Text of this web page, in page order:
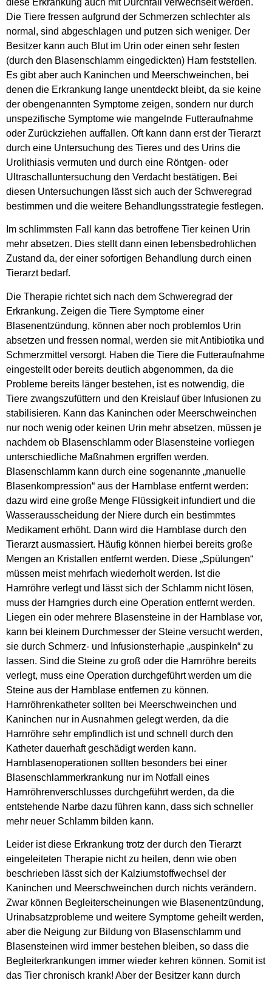
diese Erkrankung auch mit Durchfall verwechselt werden.
Die Tiere fressen aufgrund der Schmerzen schlechter als
normal, sind abgeschlagen und putzen sich weniger. Der
Besitzer kann auch Blut im Urin oder einen sehr festen
(durch den Blasenschlamm eingedickten) Harn feststellen.
Es gibt aber auch Kaninchen und Meerschweinchen, bei
denen die Erkrankung lange unentdeckt bleibt, da sie keine
der obengenannten Symptome zeigen, sondern nur durch
unspezifische Symptome wie mangelnde Futteraufnahme
oder Zurückziehen auffallen. Oft kann dann erst der Tierarzt
durch eine Untersuchung des Tieres und des Urins die
Urolithiasis vermuten und durch eine Röntgen- oder
Ultraschalluntersuchung den Verdacht bestätigen. Bei
diesen Untersuchungen lässt sich auch der Schweregrad
bestimmen und die weitere Behandlungsstrategie festlegen.
Im schlimmsten Fall kann das betroffene Tier keinen Urin
mehr absetzen. Dies stellt dann einen lebensbedrohlichen
Zustand da, der einer sofortigen Behandlung durch einen
Tierarzt bedarf.
Die Therapie richtet sich nach dem Schweregrad der
Erkrankung. Zeigen die Tiere Symptome einer
Blasenentzündung, können aber noch problemlos Urin
absetzen und fressen normal, werden sie mit Antibiotika und
Schmerzmittel versorgt. Haben die Tiere die Futteraufnahme
eingestellt oder bereits deutlich abgenommen, da die
Probleme bereits länger bestehen, ist es notwendig, die
Tiere zwangszufüttern und den Kreislauf über Infusionen zu
stabilisieren. Kann das Kaninchen oder Meerschweinchen
nur noch wenig oder keinen Urin mehr absetzen, müssen je
nachdem ob Blasenschlamm oder Blasensteine vorliegen
unterschiedliche Maßnahmen ergriffen werden.
Blasenschlamm kann durch eine sogenannte „manuelle
Blasenkompression“ aus der Harnblase entfernt werden:
dazu wird eine große Menge Flüssigkeit infundiert und die
Wasserausscheidung der Niere durch ein bestimmtes
Medikament erhöht. Dann wird die Harnblase durch den
Tierarzt ausmassiert. Häufig können hierbei bereits große
Mengen an Kristallen entfernt werden. Diese „Spülungen“
müssen meist mehrfach wiederholt werden. Ist die
Harnröhre verlegt und lässt sich der Schlamm nicht lösen,
muss der Harngries durch eine Operation entfernt werden.
Liegen ein oder mehrere Blasensteine in der Harnblase vor,
kann bei kleinem Durchmesser der Steine versucht werden,
sie durch Schmerz- und Infusionsterhapie „auspinkeln“ zu
lassen. Sind die Steine zu groß oder die Harnröhre bereits
verlegt, muss eine Operation durchgeführt werden um die
Steine aus der Harnblase entfernen zu können.
Harnröhrenkatheter sollten bei Meerschweinchen und
Kaninchen nur in Ausnahmen gelegt werden, da die
Harnröhre sehr empfindlich ist und schnell durch den
Katheter dauerhaft geschädigt werden kann.
Harnblasenoperationen sollten besonders bei einer
Blasenschlammerkrankung nur im Notfall eines
Harnröhrenverschlusses durchgeführt werden, da die
entstehende Narbe dazu führen kann, dass sich schneller
mehr neuer Schlamm bilden kann.
Leider ist diese Erkrankung trotz der durch den Tierarzt
eingeleiteten Therapie nicht zu heilen, denn wie oben
beschrieben lässt sich der Kalziumstoffwechsel der
Kaninchen und Meerschweinchen durch nichts verändern.
Zwar können Begleiterscheinungen wie Blasenentzündung,
Urinabsatzprobleme und weitere Symptome geheilt werden,
aber die Neigung zur Bildung von Blasenschlamm und
Blasensteinen wird immer bestehen bleiben, so dass die
Begleiterkrankungen immer wieder kehren können. Somit ist
das Tier chronisch krank! Aber der Besitzer kann durch